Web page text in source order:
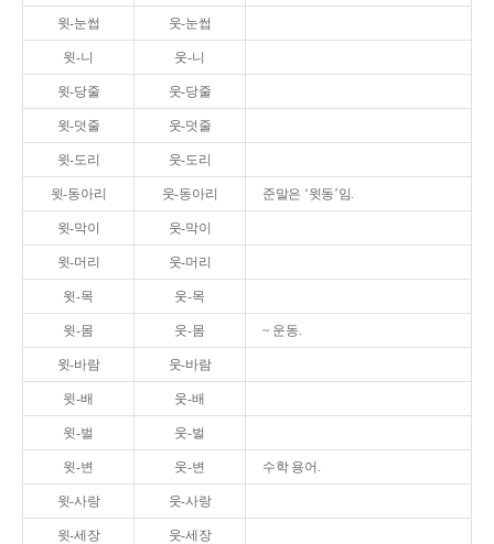
윗-눈썹 웃-눈썹
윗-니 웃-니
윗-당줄 웃-당줄
윗-덧줄 웃-덧줄
윗-도리 웃-도리
윗-동아리 웃-동아리 준말은 ‘윗동’임.
윗-막이 웃-막이
윗-머리 웃-머리
윗-목 웃-목
윗-몸 웃-몸 ~ 운동.
윗-바람 웃-바람
윗-배 웃-배
윗-벌 웃-벌
윗-변 웃-변 수학 용어.
윗-사랑 웃-사랑
윗-세장 웃-세장